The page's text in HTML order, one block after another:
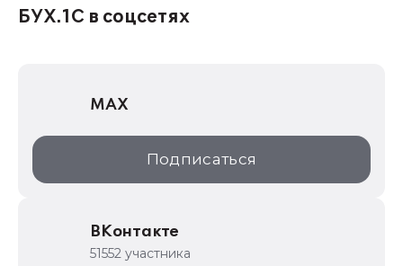
1С:Консалтинг
1С:Дистрибьюция
1С:Образование
ИТС.1C.ru
БУХ.1С в соцсетях
MAX
Подписаться
ВКонтакте
51552 участника